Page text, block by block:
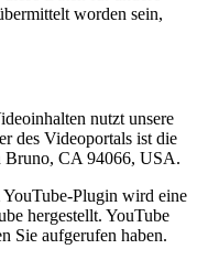
worden sein,
nutzt unsere
des Videoportals ist die
Bruno, CA 94066, USA.
Plugin wird eine
hergestellt. YouTube
Sie aufgerufen haben.